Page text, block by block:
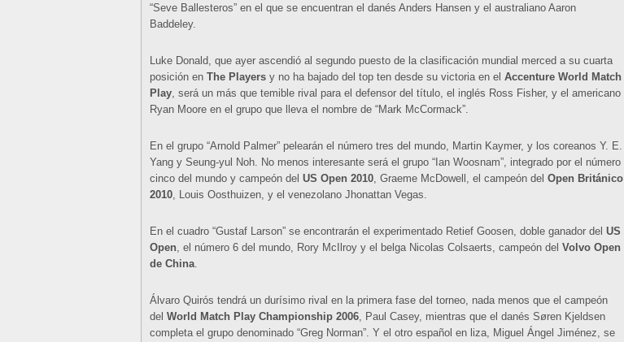
“Seve Ballesteros” en el que se encuentran el danés Anders Hansen y el australiano Aaron
Baddeley.
Luke Donald, que ayer ascendió al segundo puesto de la clasificación mundial merced a su cuarta
posición en The Players y no ha bajado del top ten desde su victoria en el Accenture World Match
Play, será un más que temible rival para el defensor del título, el inglés Ross Fisher, y el americano
Ryan Moore en el grupo que lleva el nombre de “Mark McCormack”.
En el grupo “Arnold Palmer” pelearán el número tres del mundo, Martin Kaymer, y los coreanos Y. E.
Yang y Seung-yul Noh. No menos interesante será el grupo “Ian Woosnam”, integrado por el número
cinco del mundo y campeón del US Open 2010, Graeme McDowell, el campeón del Open Británico
2010, Louis Oosthuizen, y el venezolano Jhonattan Vegas.
En el cuadro “Gustaf Larson” se encontrarán el experimentado Retief Goosen, doble ganador del US
Open, el número 6 del mundo, Rory McIlroy y el belga Nicolas Colsaerts, campeón del Volvo Open
de China.
Álvaro Quirós tendrá un durísimo rival en la primera fase del torneo, nada menos que el campeón
del World Match Play Championship 2006, Paul Casey, mientras que el danés Søren Kjeldsen
completa el grupo denominado “Greg Norman”. Y el otro español en liza, Miguel Ángel Jiménez, se